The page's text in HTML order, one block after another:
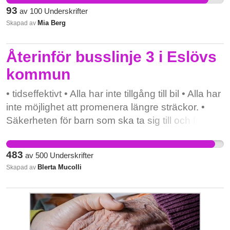
norrlands framtid.
vårdbesök. Bussen är dessutom en livsnerv för
alla som någon gång bara vill ta sig utanför sin
lilla by och göra något annat, gå på bian, åka och
Regiontrafiken är en förutsättning för en levande
landsbygd. För att inte tala om miljöaspekterna
om fler ska tvingas ta bilen för att inte bussen går
...
93 av 100 Underskrifter
Skapad av Mia Berg
Återinför busslinje 3 i Eslövs
kommun
• tidseffektivt • Alla har inte tillgång till bil • Alla har
inte möjlighet att promenera längre sträckor. •
Säkerheten för barn som ska ta sig till och från
483 av 500 Underskrifter
Skapad av Blerta Mucolli